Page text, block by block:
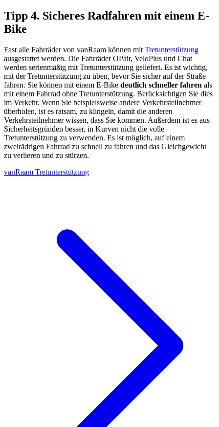
Tipp 4. Sicheres Radfahren mit einem E-
Bike
Fast alle Fahrräder von vanRaam können mit Tretunterstützung
ausgestattet werden. Die Fahrräder OPair, VeloPlus und Chat
werden serienmäßig mit Tretunterstützung geliefert. Es ist wichtig,
mit der Tretunterstützung zu üben, bevor Sie sicher auf der Straße
fahren. Sie können mit einem E-Bike deutlich schneller fahren als
mit einem Fahrrad ohne Tretunterstützung. Berücksichtigen Sie dies
im Verkehr. Wenn Sie beispielsweise andere Verkehrsteilnehmer
überholen, ist es ratsam, zu klingeln, damit die anderen
Verkehrsteilnehmer wissen, dass Sie kommen. Außerdem ist es aus
Sicherheitsgründen besser, in Kurven nicht die volle
Tretunterstützung zu verwenden. Es ist möglich, auf einem
zweirädrigen Fahrrad zu schnell zu fahren und das Gleichgewicht
zu verlieren und zu stürzen.
vanRaam Tretunterstützung